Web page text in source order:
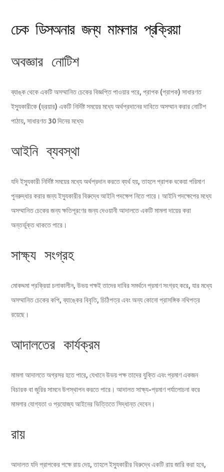
চেক ডিসঅনার জন্য মামলার প্রক্রিয়া
অবজ্ঞার নোটিশ
ব্যাঙ্ক থেকে একটি অসম্মানিত চেকের বিজ্ঞপ্তি পাওয়ার পরে, প্রাপক (প্রাপক) সাধারণত
ইস্যুকারীকে (ড্রয়ার) একটি নির্দিষ্ট সময়ের মধ্যে অর্থপ্রদানের দাবিতে অসম্মান করার নোটিশ
পাঠায়, সাধারণত 30 দিনের মধ্যে৷
আইনি ব্যবস্থা
যদি ইস্যুকারী নির্দিষ্ট সময়ের মধ্যে অর্থপ্রদান করতে ব্যর্থ হয়, তাহলে প্রাপক বকেয়া পরিমাণ
পুনরুদ্ধার করার জন্য ইস্যুকারীর বিরুদ্ধে আইনি পদক্ষেপ নিতে পারে। আইনি পদক্ষেপের মধ্যে
অসম্মানিত চেকের জন্য ক্ষতিপূরণের জন্য দেওয়ানী আদালতে একটি মামলা দায়ের করা
অন্তর্ভুক্ত থাকতে পারে।
সাক্ষ্য সংগ্রহ
মোকদ্দমা প্রক্রিয়া চলাকালীন, উভয় পক্ষই তাদের দাবির সমর্থনে প্রমাণ সংগ্রহ করে, যার মধ্যে
অসম্মানিত চেকের কপি, ব্যাঙ্কের বিবৃতি, চিঠিপত্র এবং অন্য কোনো প্রাসঙ্গিক নথিপত্র
রয়েছে।
আদালতের কার্যক্রম
মামলা আদালতে অগ্রসর হতে পারে, যেখানে উভয় পক্ষ তাদের যুক্তি এবং প্রমাণ একজন
বিচারক বা জুরির সামনে উপস্থাপন করতে পারে। আদালত সাক্ষ্য-প্রমাণ পর্যালোচনা করে
মামলার যোগ্যতা ও প্রযোজ্য আইনের ভিত্তিতে সিদ্ধান্ত দেবেন।
রায়
আদালত যদি প্রাপকের পক্ষে রায় দেয়, তাহলে ইস্যুকারীর বিরুদ্ধে একটি রায় জারি করা হবে,